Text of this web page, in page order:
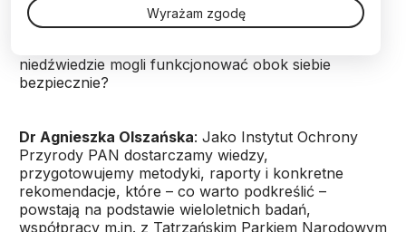
PAP
: W czwartek w Bieszczadach wskutek ataku
niedźwiedzia w lesie zginęła 58-letnia kobieta. Kto w
niedźwiedzie mogli funkcjonować obok siebie
bezpiecznie?
Dr Agnieszka Olszańska: Jako Instytut Ochrony
Przyrody PAN dostarczamy wiedzy,
przygotowujemy metodyki, raporty i konkretne
rekomendacje, które – co warto podkreślić –
powstają na podstawie wieloletnich badań,
współpracy m.in. z Tatrzańskim Parkiem Narodowym
Wyrażam zgodę